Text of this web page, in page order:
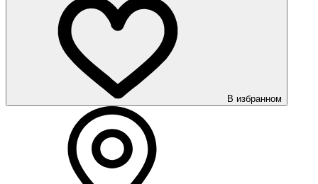
В избранном